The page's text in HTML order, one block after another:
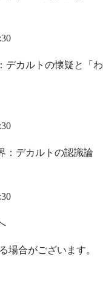
デカルトの懐疑と「わ
：デカルトの認識論
場合がございます。